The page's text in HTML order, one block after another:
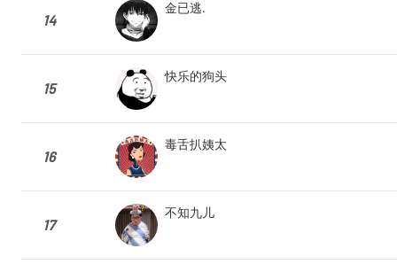
14
金已逃.
15
快乐的狗头
16
毒舌扒姨太
17
不知九儿